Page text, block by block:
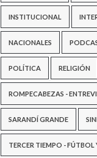
INSTITUCIONAL
NACIONALES
POLÍTICA RELIGIÓN
ROMPECABEZAS -
SARANDÍ GRANDE
TERCER TIEMPO - FÚTBOL